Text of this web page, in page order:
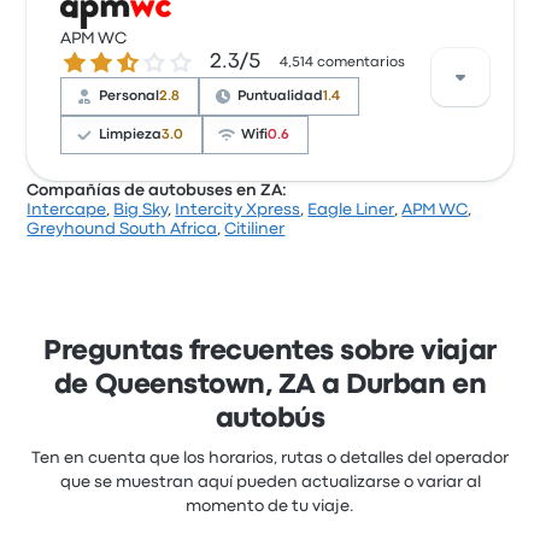
Con base en 4720 reseñas, la empresa recibió una
calificación de 1.7 estrellas en Busbud. Los viajeros
estaban especialmente satisfechos con el acceso a
los boletos y la ubicación de la salida, pero a menudo
se quejaron de el wifi. Los precios de los boletos de
Delta Coaches en este viaje comienzan en $2,221
APM WC
2.3 de 5 estrellas2.3/5 4,514 comentarios
Personal2.8 Puntualidad1.4
Limpieza3.0 Wifi0.6
Con base en 4514 reseñas, la empresa recibió una
este viaje comienzan en $580
Compañías de autobuses en ZA:
Intercape, Big Sky, Intercity Xpress, Eagle Liner,APM WC,
Greyhound South Africa,Citiliner
Preguntas frecuentes sobre viajar
de Queenstown, ZA a Durban en
autobús
Ten en cuenta que los horarios, rutas o detalles del operador
que se muestran aquí pueden actualizarse o variar al
momento de tu viaje.